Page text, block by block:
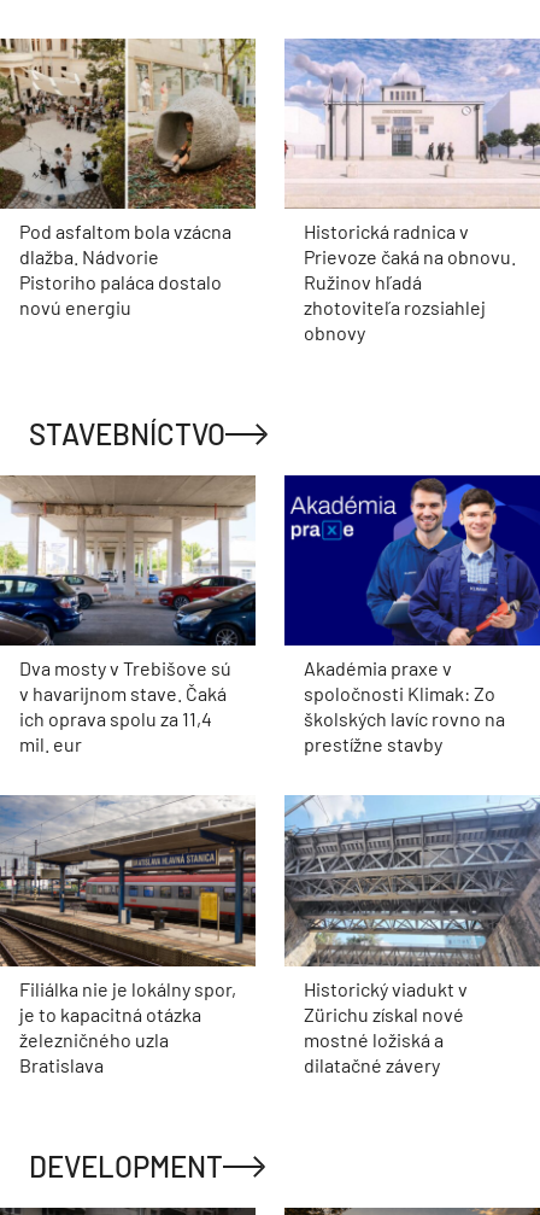
Pod asfaltom bola vzácna
dlažba. Nádvorie
Pistoriho paláca dostalo
novú energiu
Historická radnica v
Prievoze čaká na obnovu.
Ružinov hľadá
zhotoviteľa rozsiahlej
obnovy
STAVEBNÍCTVO
Dva mosty v Trebišove sú
v havarijnom stave. Čaká
ich oprava spolu za 11,4
mil. eur
Akadémia praxe v
spoločnosti Klimak: Zo
školských lavíc rovno na
prestížne stavby
Filiálka nie je lokálny spor,
je to kapacitná otázka
železničného uzla
Bratislava
Historický viadukt v
Zürichu získal nové
mostné ložiská a
dilatačné závery
DEVELOPMENT